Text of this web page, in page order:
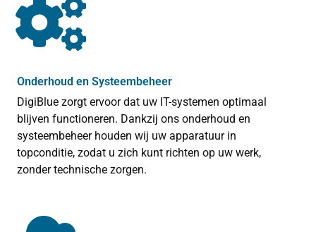
Onderhoud en Systeembeheer
DigiBlue zorgt ervoor dat uw IT-systemen optimaal
blijven functioneren. Dankzij ons onderhoud en
systeembeheer houden wij uw apparatuur in
topconditie, zodat u zich kunt richten op uw werk,
zonder technische zorgen.